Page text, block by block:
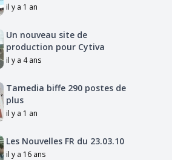
il y a 1 an
Un nouveau site de
production pour Cytiva
il y a 4 ans
Tamedia biffe 290 postes de
plus
il y a 1 an
Les Nouvelles FR du 23.03.10
il y a 16 ans